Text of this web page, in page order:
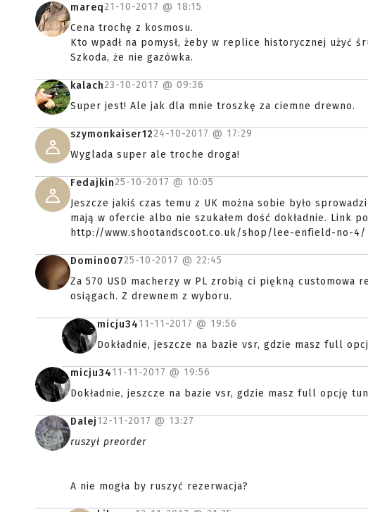
mareq21-10-2017 @ 18:15
Cena trochę z kosmosu.
Kto wpadł na pomysł, żeby w replice historycznej użyć
Szkoda, że nie gazówka.
kalach23-10-2017 @ 09:36
Super jest! Ale jak dla mnie troszkę za ciemne drewno.
szymonkaiser1224-10-2017 @ 17:29
Wyglada super ale troche droga!
Fedajkin25-10-2017 @ 10:05
Jeszcze jakiś czas temu z UK można sobie było
mają w ofercie albo nie szukałem dość dokładnie. Link
http://www.shootandscoot.co.uk/shop/lee-enfield-no-4/
Domin00725-10-2017 @ 22:45
Za 570 USD macherzy w PL zrobią ci piękną
osiągach. Z drewnem z wyboru.
micju3411-11-2017 @ 19:56
Dokładnie, jeszcze na bazie vsr, gdzie masz full
micju3411-11-2017 @ 19:56
Dokładnie, jeszcze na bazie vsr, gdzie masz full opcję
Dalej12-11-2017 @ 13:27
ruszył preorder
A nie mogła by ruszyć rezerwacja?